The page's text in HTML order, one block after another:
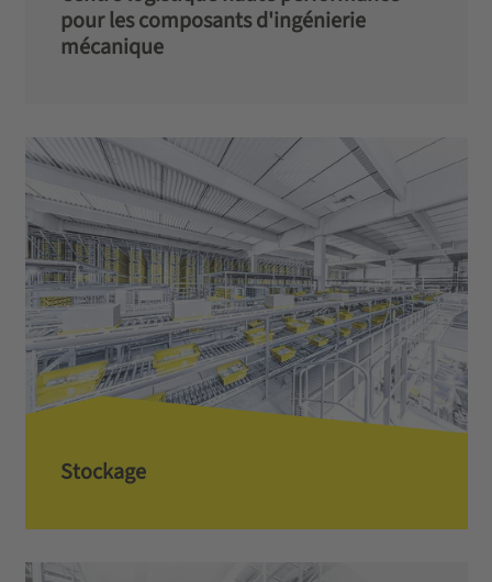
pour les composants d'ingénierie
mécanique
Stockage